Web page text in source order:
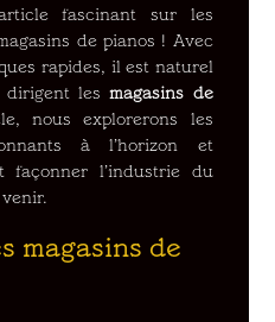
fascinant sur les
de pianos ! Avec
rapides, il est naturel
dirigent les magasins de
nous explorerons les
à l’horizon et
façonner l’industrie du
magasins de